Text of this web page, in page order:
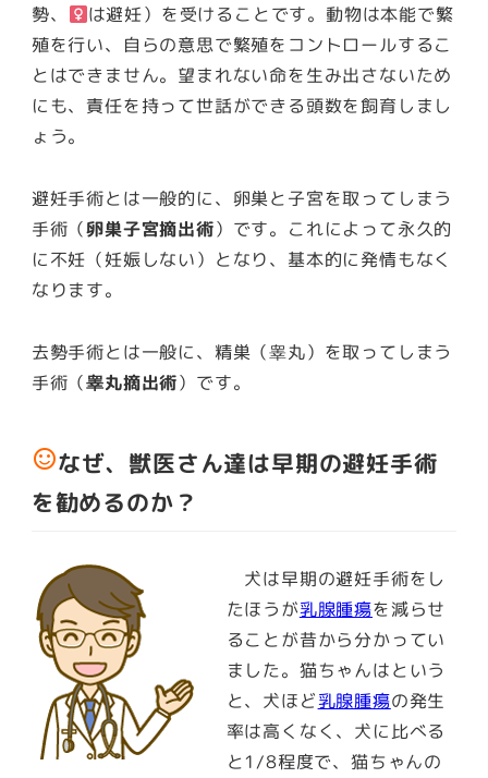
勢、
は避妊）を受けることです。 動物は本能で繁
殖を行い、自らの意思で繁殖をコントロールするこ
とはできません。望まれない命を生み出さないため
にも、責任を持って世話ができる頭数を飼育しまし
ょう。
避妊手術とは一般的に、卵巣と子宮を取ってしまう
手術（卵巣子宮摘出術）です。これによって永久的
に不妊（妊娠しない）となり、基本的に発情もなく
なります。
去勢手術とは一般に、精巣（睾丸）を取ってしまう
手術（睾丸摘出術）です。
sentiment_satisfied_altなぜ、獣医さん達は早期の避妊手術
を勧めるのか？
犬は早期の避妊手術をし
たほうが乳腺腫瘍を減らせ
ることが昔から分かってい
ました。猫ちゃんはという
と、犬ほど乳腺腫瘍の発生
率は高くなく、犬に比べる
と1/8程度で、猫ちゃんの